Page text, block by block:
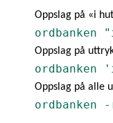
Oppslag på «i
Oppslag på
ordbanken
Oppslag på alle